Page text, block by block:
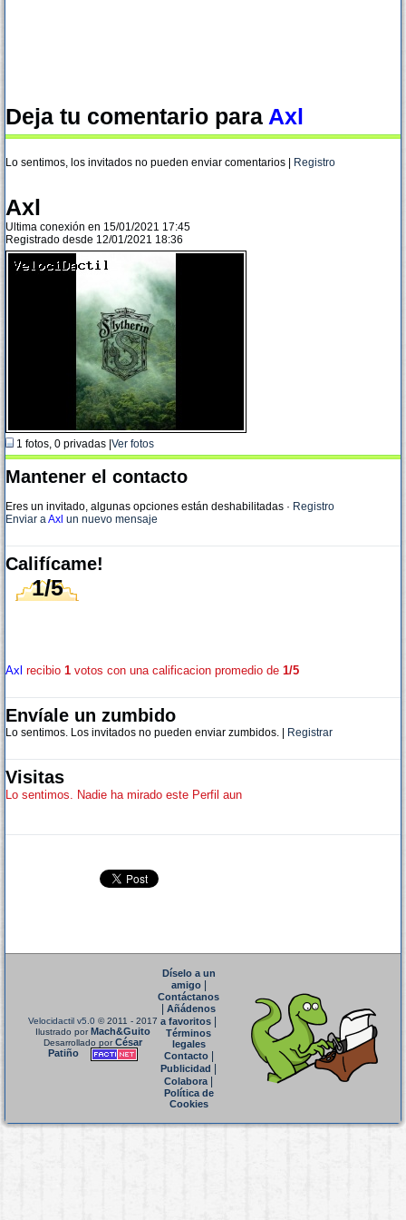
Deja tu comentario para Axl
Lo sentimos, los invitados no pueden enviar comentarios | Registro
Axl
Ultima conexión en 15/01/2021 17:45
Registrado desde 12/01/2021 18:36
1 fotos, 0 privadas | Ver fotos
Mantener el contacto
Eres un invitado, algunas opciones están deshabilitadas · Registro
Enviar aAxl un nuevo mensaje
Califícame!
1/5
Axl recibio 1 votos con una calificacion promedio de 1/5
Envíale un zumbido
Lo sentimos. Los invitados no pueden enviar zumbidos. | Registrar
Visitas
Lo sentimos. Nadie ha mirado este Perfil aun
Velocidactil v5.0 © 2011 - 2017
Ilustrado porMach&Guito
Desarrollado porCésar
Patiño
Díselo a un
amigo|
Contáctanos
Añádenos
a favoritos
Términos
legales
Contacto|
Publicidad
Colabora|
Política de
Cookies